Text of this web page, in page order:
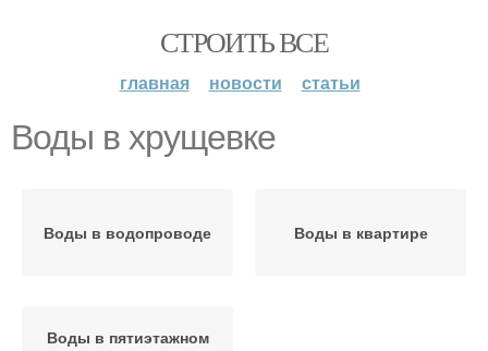
СТРОИТЬ ВСЕ
главная новости статьи
Воды в хрущевке
Воды в водопроводе Воды в квартире
Воды в пятиэтажном